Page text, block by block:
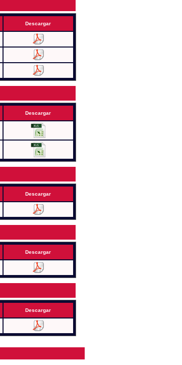
Descargar
Descargar
Descargar
Descargar
Descargar